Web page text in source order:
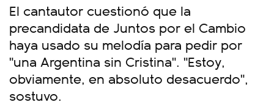
El cantautor cuestionó que la
precandidata de Juntos por el Cambio
haya usado su melodía para pedir por
"una Argentina sin Cristina". "Estoy,
obviamente, en absoluto desacuerdo",
sostuvo.